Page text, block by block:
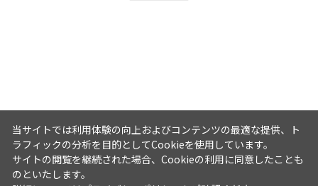
当サイトでは利用体験の向上およびコンテンツの最適な提供、ト
ラフィックの分析を目的としてCookieを使用しています。
サイトの閲覧を継続された場合、Cookieの利用に同意したことも
のといたします。